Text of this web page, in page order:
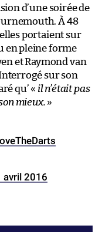
d’une soirée de
À 48
portaient sur
en pleine forme
et Raymond van
sur son
qu’ « il n’était pas
mieux. »
avril 2016